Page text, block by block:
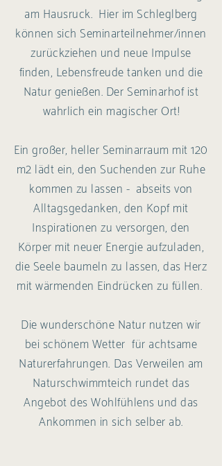
am Hausruck. Hier im Schleglberg
können sich Seminarteilnehmer/innen
zurückziehen und neue Impulse
finden, Lebensfreude tanken und die
Natur genießen. Der Seminarhof ist
wahrlichein magischer Ort!
Ein großer, heller Seminarraum mit 120
m2 lädt ein, den Suchenden zur Ruhe
kommen zu lassen - abseits von
Alltagsgedanken, den Kopf mit
Inspirationen zu versorgen, den
Körper mit neuer Energie aufzuladen,
die Seele baumeln zu lassen, das Herz
mit wärmenden Eindrücken zu füllen.
Die wunderschöne Natur nutzen wir
bei schönem Wetter für achtsame
Naturerfahrungen. Das Verweilen am
Naturschwimmteich rundet das
Angebot des Wohlfühlens und das
Ankommen in sich selber ab.